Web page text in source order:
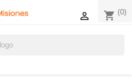
shopping_cart (0)
